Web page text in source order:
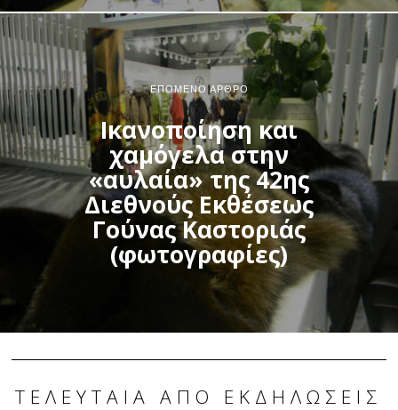
ΕΠΌΜΕΝΟ ΆΡΘΡΟ
Ικανοποίηση και
χαμόγελα στην
«αυλαία» της 42ης
Διεθνούς Εκθέσεως
Γούνας Καστοριάς
(φωτογραφίες)
ΤΕΛΕΥΤΑΊΑ ΑΠΌ ΕΚΔΗΛΏΣΕΙΣ